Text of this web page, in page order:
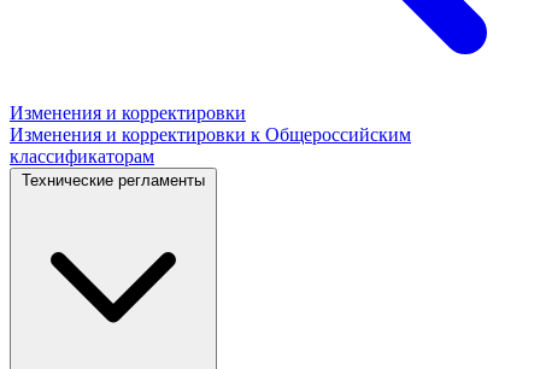
Изменения и корректировки
Изменения и корректировки к Общероссийским
классификаторам
Технические регламенты